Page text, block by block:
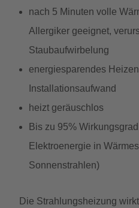
nach 5 Minuten volle
Allergiker geeignet,
Staubaufwirbelung
energiesparendes
Installationsaufwand
heizt geräuschlos
Bis zu 95%
Elektroenergie in
Sonnenstrahlen)
Die Strahlungsheizung